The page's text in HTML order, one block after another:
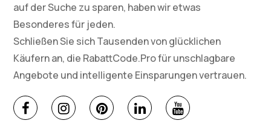
auf der Suche zu sparen, haben wir etwas
Besonderes für jeden.
Schließen Sie sich Tausenden von glücklichen
Käufern an, die RabattCode.Pro für unschlagbare
Angebote und intelligente Einsparungen vertrauen.